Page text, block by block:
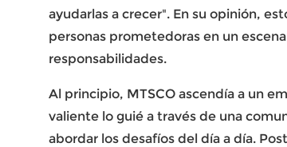
ayudarlas a crecer". En su opinión,
personas prometedoras en un
responsabilidades.
Al principio, MTSCO ascendía a un
valiente lo guié a través de una
abordar los desafíos del día a día.